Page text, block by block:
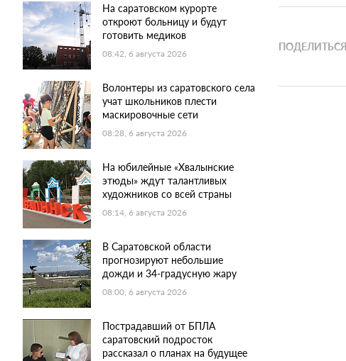
На саратовском курорте
откроют больницу и будут
готовить медиков
08:42, 6 августа 2026
Волонтеры из саратовского села
учат школьников плести
маскировочные сети
08:28, 6 августа 2026
На юбилейные «Хвалынские
этюды» ждут талантливых
художников со всей страны
08:14, 6 августа 2026
В Саратовской области
прогнозируют небольшие
дожди и 34-градусную жару
08:00, 6 августа 2026
Пострадавший от БПЛА
саратовский подросток
рассказал о планах на будущее